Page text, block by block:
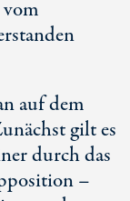
auf dem
gilt es
durch das
–